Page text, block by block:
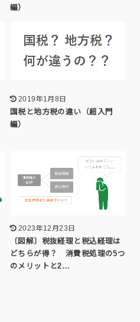
編）
2019年1月8日
国税と地方税の違い（超入門
編）
2023年12月23日
〔図解〕税抜経理と税込経理は
どちらが得？ 消費税処理の5つ
のメリットと2…